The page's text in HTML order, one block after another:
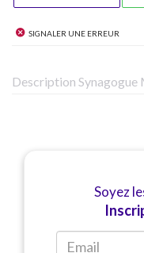
Signaler une erreur
Description Synagogue
Soyez